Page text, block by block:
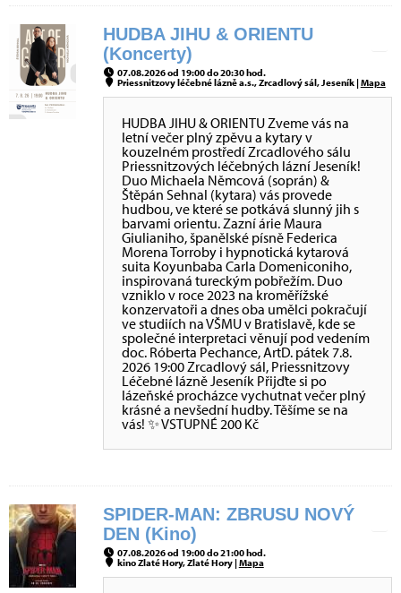
HUDBA JIHU & ORIENTU
(Koncerty)
07.08.2026 od 19:00 do 20:30 hod.
Priessnitzovy léčebné lázně a.s., Zrcadlový sál, Jeseník |Mapa
HUDBA JIHU & ORIENTU Zveme vás na
letní večer plný zpěvu a kytary v
kouzelném prostředí Zrcadlového sálu
Priessnitzových léčebných lázní Jeseník!
Duo Michaela Němcová (soprán) &
Štěpán Sehnal (kytara) vás provede
hudbou, ve které se potkává slunný jih s
barvami orientu. Zazní árie Maura
Giulianiho, španělské písně Federica
Morena Torroby i hypnotická kytarová
suita Koyunbaba Carla Domeniconiho,
inspirovaná tureckým pobřežím. Duo
vzniklo v roce 2023 na kroměřížské
konzervatoři a dnes oba umělci pokračují
ve studiích na VŠMU v Bratislavě, kde se
společné interpretaci věnují pod vedením
doc. Róberta Pechance, ArtD. pátek 7.8.
2026 19:00 Zrcadlový sál, Priessnitzovy
Léčebné lázně Jeseník Přijďte si po
lázeňské procházce vychutnat večer plný
krásné a nevšední hudby. Těšíme se na
vás! ✨ VSTUPNÉ 200 Kč
SPIDER-MAN: ZBRUSU NOVÝ
DEN (Kino)
07.08.2026 od 19:00 do 21:00 hod.
kino Zlaté Hory, Zlaté Hory |Mapa